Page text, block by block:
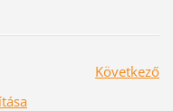
Következő